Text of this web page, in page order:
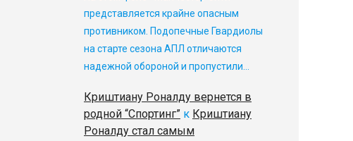
представляется крайне опасным
противником. Подопечные Гвардиолы
на старте сезона АПЛ отличаются
надежной обороной и пропустили…
Криштиану Роналду вернется в
родной “Спортинг” к Криштиану
Роналду стал самым